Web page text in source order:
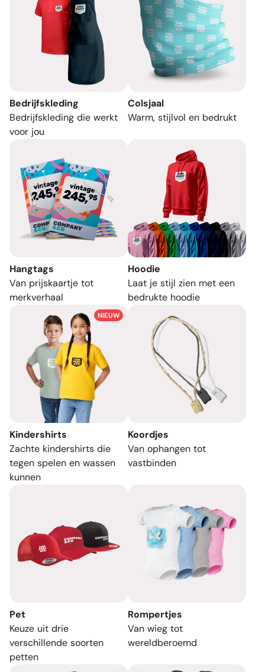
Bedrijfskleding
Bedrijfskleding die werkt
voor jou
Colsjaal
Warm, stijlvol en bedrukt
Hangtags
Van prijskaartje tot
merkverhaal
Hoodie
Laat je stijl zien met een
bedrukte hoodie
NIEUW
Kindershirts
Zachte kindershirts die
tegen spelen en wassen
kunnen
Koordjes
Van ophangen tot
vastbinden
Pet
Keuze uit drie
verschillende soorten
petten
Rompertjes
Van wieg tot
wereldberoemd